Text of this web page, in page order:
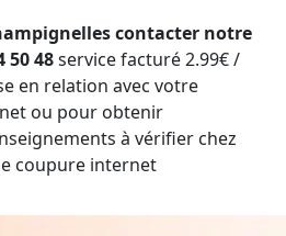
contacter notre
50 48service facturé 2.99€ /
en relation avec votre
ou pour obtenir
à vérifier chez
coupure internet